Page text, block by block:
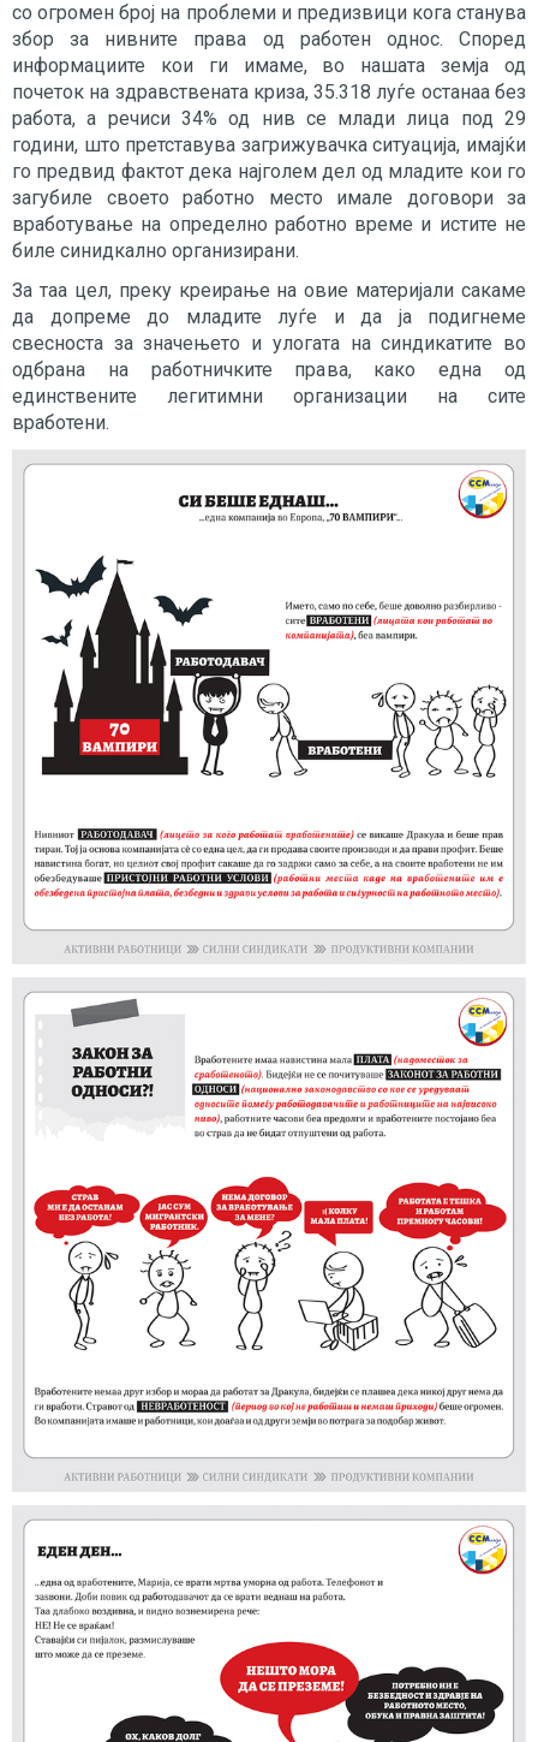
со огромен број на проблеми и предизвици кога станува
збор за нивните права од работен однос. Според
информациите кои ги имаме, во нашата земја од
почеток на здравствената криза, 35.318 луѓе останаа без
работа, а речиси 34% од нив се млади лица под 29
години, што претставува загрижувачка ситуација, имајќи
го предвид фактот дека најголем дел од младите кои го
загубиле своето работно место имале договори за
вработување на определно работно време и истите не
биле синидкално организирани.
За таа цел, преку креирање на овие материјали сакаме
да допреме до младите луѓе и да ја подигнеме
свесноста за значењето и улогата на синдикатите во
одбрана на работничките права, како една од
единствените легитимни организации на сите
вработени.